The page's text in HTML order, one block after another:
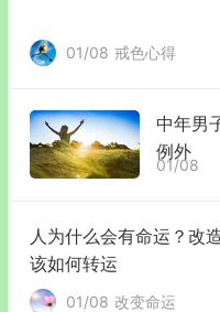
01/08 戒色心得
中年男
例外
01/08
人为什么会有命运？改
该如何转运
01/08 改变命运